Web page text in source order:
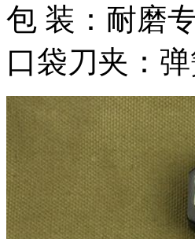
包 装：耐磨
口袋刀夹：